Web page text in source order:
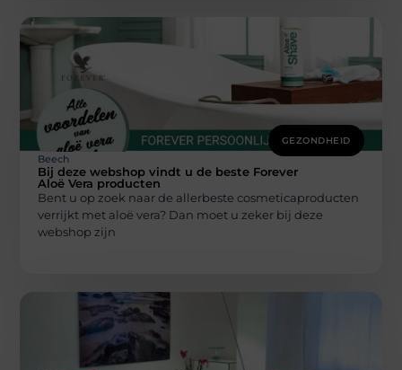
GEZONDHEID
Beech
Bij deze webshop vindt u de beste Forever
Aloë Vera producten
Bent u op zoek naar de allerbeste cosmeticaproducten
verrijkt met aloë vera? Dan moet u zeker bij deze
webshop zijn